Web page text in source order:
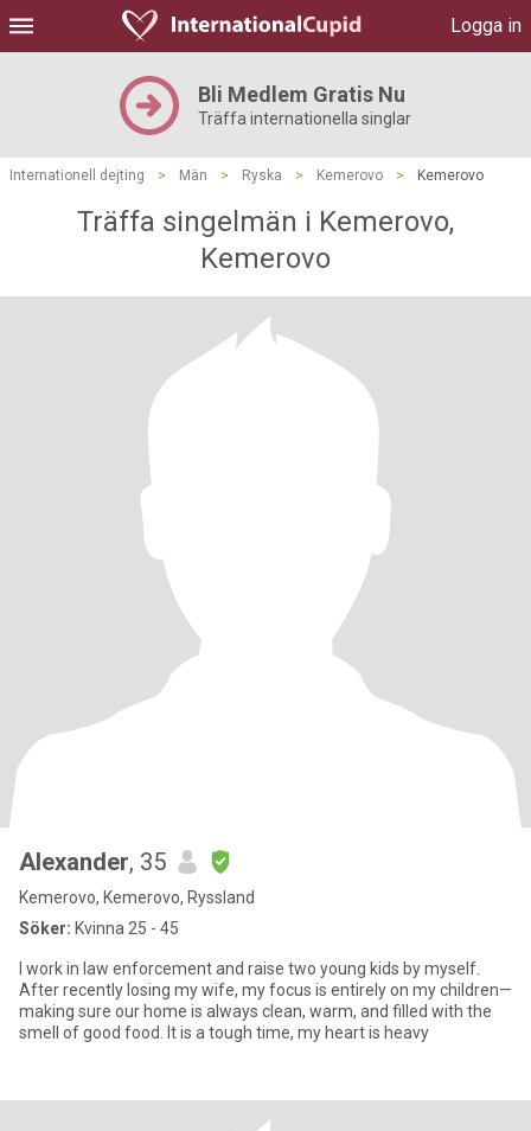
Logga in
Bli Medlem Gratis Nu
Träffa internationella singlar
Internationell dejting > Män > Ryska > Kemerovo > Kemerovo
Träffa singelmän i Kemerovo,
Kemerovo
Alexander, 35
Kemerovo, Kemerovo, Ryssland
Söker: Kvinna 25 - 45
I work in law enforcement and raise two young kids by myself.
After recently losing my wife, my focus is entirely on my children—
making sure our home is always clean, warm, and filled with the
smell of good food. It is a tough time, my heart is heavy